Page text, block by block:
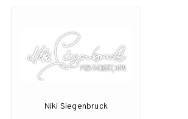
Niki Siegenbruck